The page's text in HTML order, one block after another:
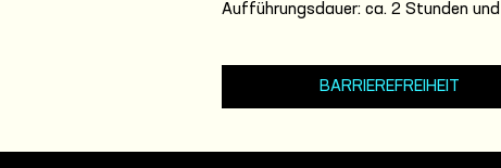
Aufführungsdauer: ca. 2 Stunden
BARRIEREFREIHEIT